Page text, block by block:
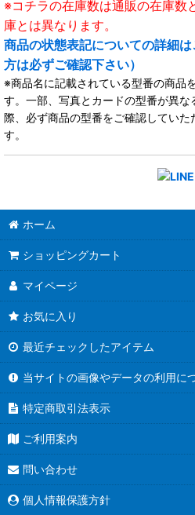
※コチラの在庫数は通販の在庫数
庫とは異なります。
商品の状態表記についての詳細
方は必ずご確認下さい）
※商品名に記載されている型番の商品
す。一部、写真とカードの型番が異
際、必ず商品の型番をご確認していた
す。
ホーム
ショッピングカート
マイページ
お気に入り
最近チェックしたアイテム
当サイトの画像やデータの利用に
特定商取引法表示
ご利用案内
問い合わせ
個人情報保護方針